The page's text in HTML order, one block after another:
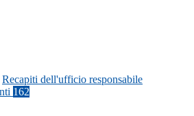
Recapiti dell'ufficio responsabile
162